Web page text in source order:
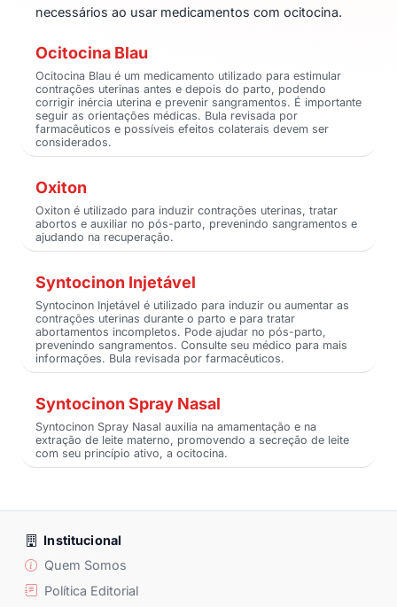
necessários ao usar medicamentos com ocitocina.
Ocitocina Blau
Ocitocina Blau é um medicamento utilizado para estimular
contrações uterinas antes e depois do parto, podendo
corrigir inércia uterina e prevenir sangramentos. É importante
seguir as orientações médicas. Bula revisada por
farmacêuticos e possíveis efeitos colaterais devem ser
considerados.
Oxiton
Oxiton é utilizado para induzir contrações uterinas, tratar
abortos e auxiliar no pós-parto, prevenindo sangramentos e
ajudando na recuperação.
Syntocinon Injetável
Syntocinon Injetável é utilizado para induzir ou aumentar as
contrações uterinas durante o parto e para tratar
abortamentos incompletos. Pode ajudar no pós-parto,
prevenindo sangramentos. Consulte seu médico para mais
informações. Bula revisada por farmacêuticos.
Syntocinon Spray Nasal
Syntocinon Spray Nasal auxilia na amamentação e na
extração de leite materno, promovendo a secreção de leite
com seu princípio ativo, a ocitocina.
Institucional
Quem Somos
Política Editorial